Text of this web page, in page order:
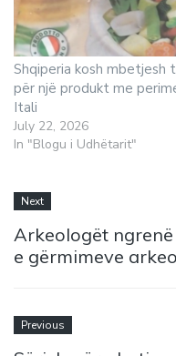
Shqiperia kosh mbetjesh
për një produkt me
Itali
July 22, 2026
In "Blogu i Udhëtarit"
Next
Arkeologët
e gërmimeve
Previous